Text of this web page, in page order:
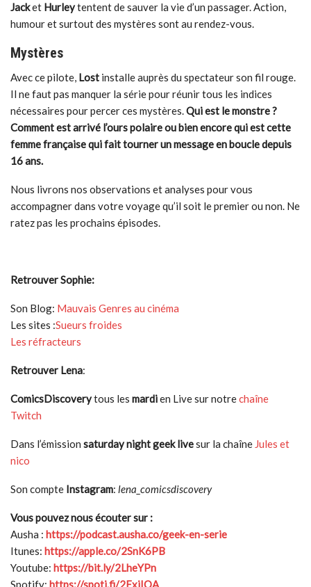
Jacket Hurleytentent de sauver la vie d’un passager. Action,
humour et surtout des mystères sont au rendez-vous.
Mystères
Avec ce pilote, Lost installe auprès du spectateur son fil rouge.
Il ne faut pas manquer la série pour réunir tous les indices
nécessaires pour percer ces mystères.Qui est le monstre ?
Comment est arrivé l’ours polaire ou bien encore qui est cette
femme française qui fait tourner un message en boucle depuis
16 ans.
Nous livrons nos observations et analyses pour vous
accompagner dans votre voyage qu’il soit le premier ou non. Ne
ratez pas les prochains épisodes.
Retrouver Sophie:
Son Blog: Mauvais Genres au cinéma
Les sites :Sueurs froides
Les réfracteurs
Retrouver Lena:
ComicsDiscoverytous les mardien Live sur notrechaîne
Twitch
Dans l’émission saturday night geek livesur la chaîne Jules et
nico
Son compte Instagram: lena_comicsdiscovery
Vous pouvez nous écouter sur :
Ausha : https://podcast.ausha.co/geek-en-serie
Itunes: https://apple.co/2SnK6PB
Youtube: https://bit.ly/2LheYPn
Spotify: https://spoti.fi/2ExjIQA